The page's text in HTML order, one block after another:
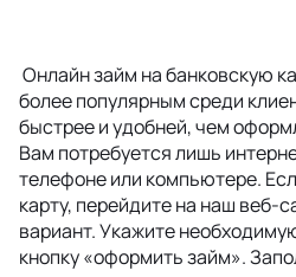
Онлайн займ на банковскую
более популярным среди
быстрее и удобней, чем
Вам потребуется лишь
телефоне или компьютере.
карту, перейдите на наш веб-
вариант. Укажите
кнопку «оформить займ».